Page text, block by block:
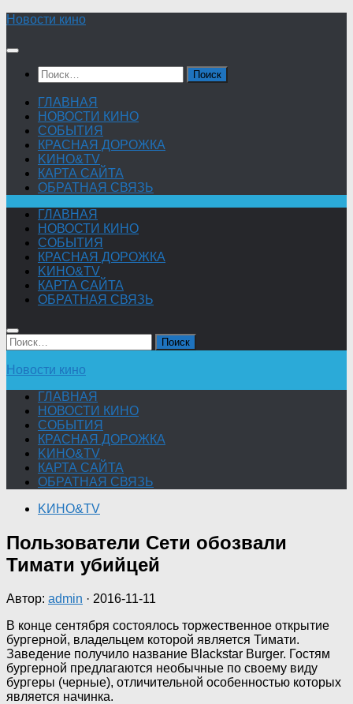
Skip
content
Новости кино
Найти:
ГЛАВНАЯ
НОВОСТИ КИНО
СОБЫТИЯ
КРАСНАЯ ДОРОЖКА
KИНО&TV
КАРТА САЙТА
ОБРАТНАЯ СВЯЗЬ
ГЛАВНАЯ
НОВОСТИ КИНО
СОБЫТИЯ
КРАСНАЯ ДОРОЖКА
KИНО&TV
КАРТА САЙТА
ОБРАТНАЯ СВЯЗЬ
Найти:
Новости кино
ГЛАВНАЯ
НОВОСТИ КИНО
СОБЫТИЯ
КРАСНАЯ ДОРОЖКА
KИНО&TV
КАРТА САЙТА
ОБРАТНАЯ СВЯЗЬ
KИНО&TV
Пользователи Сети обозвали
Тимати убийцей
Автор: admin · 2016-11-11
В конце сентября состоялось торжественное открытие
бургерной, владельцем которой является Тимати.
Заведение получило название Blackstar Burger. Гостям
бургерной предлагаются необычные по своему виду
бургеры (черные), отличительной особенностью которых
является начинка.